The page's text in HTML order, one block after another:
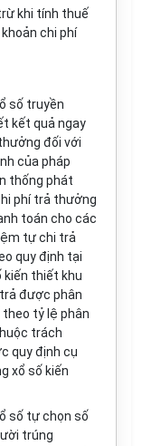
khi tính thuế
chi phí
số truyền
kết quả ngay
đối với
của pháp
thống phát
phí trả thưởng
toán cho các
tự chi trả
quy định tại
kiến thiết khu
được phân
theo tỷ lệ phân
trách
quy định cụ
xổ số kiến
số tự chọn số
trúng